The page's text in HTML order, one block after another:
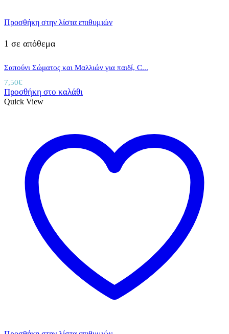
Προσθήκη στην λίστα επιθυμιών
1 σε απόθεμα
Σαπούνι Σώματος και Μαλλιών για παιδί, C...
7,50€
Προσθήκη στο καλάθι
Quick View